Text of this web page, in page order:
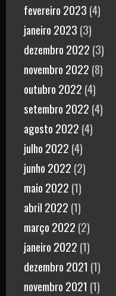
fevereiro 2023 (4)
janeiro 2023 (3)
dezembro 2022 (3)
novembro 2022 (8)
outubro 2022 (4)
setembro 2022 (4)
agosto 2022 (4)
julho 2022 (4)
junho 2022 (2)
maio 2022 (1)
abril 2022 (1)
março 2022 (2)
janeiro 2022 (1)
dezembro 2021 (1)
novembro 2021 (1)